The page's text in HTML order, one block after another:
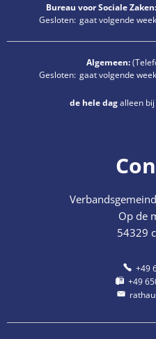
Bureau voor Sociale Zaken:
Klik om extra openings- of
Gesloten: gaat volgende
Algemeen:
Klik om extra openings- of
Gesloten: gaat volgende
de hele dagalleen
Op de
54329
+49
+49